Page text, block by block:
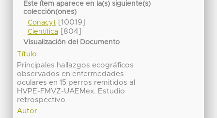
Este ítem aparece en la(s) siguiente(s)
colección(ones)
Conacyt[10019]
Científica[804]
Visualización del Documento
Título
Principales hallazgos ecográficos
observados en enfermedades
oculares en 15 perros remitidos al
HVPE-FMVZ-UAEMex. Estudio
retrospectivo
Autor